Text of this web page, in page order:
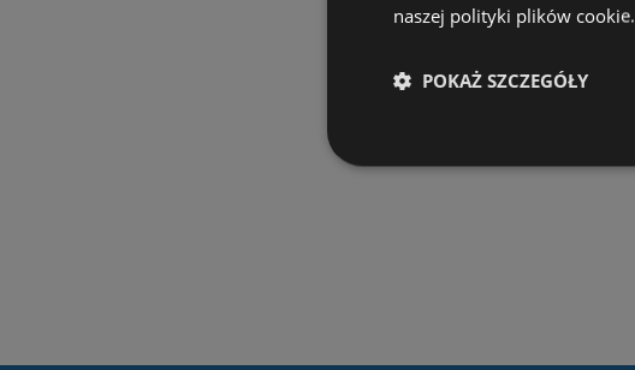
naszej polityki plików cookie.
POKAŻ SZCZEGÓŁY